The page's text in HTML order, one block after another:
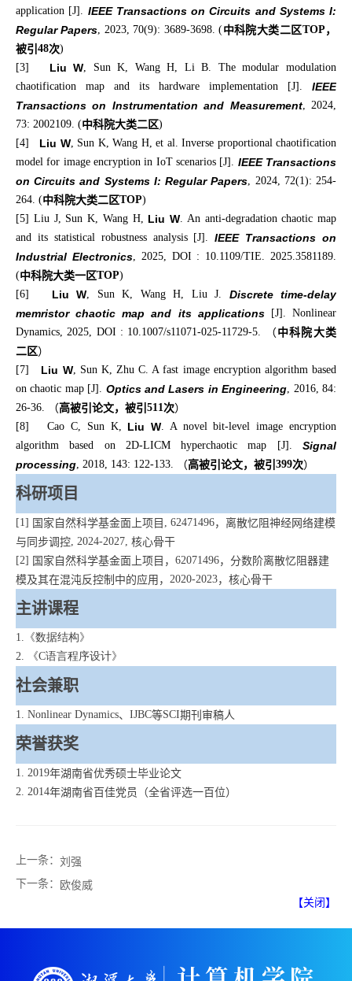
application [J]. IEEE Transactions on Circuits and Systems I:
Regular Papers, 2023, 70(9): 3689-3698. (中科院大类二区TOP ，
被引 48次)
[3] Liu W, Sun K, Wang H, Li B. The modular modulation
chaotification map and its hardware implementation [J]. IEEE
Transactions on Instrumentation and Measurement, 2024,
73: 2002109. (中科院大类二区)
[4] Liu W, Sun K, Wang H, et al. Inverse proportional chaotification
model for image encryption in IoT scenarios [J]. IEEE Transactions
on Circuits and Systems I: Regular Papers, 2024, 72(1): 254-
264. (中科院大类二区TOP)
[5] Liu J, Sun K, Wang H, Liu W. An anti-degradation chaotic map
and its statistical robustness analysis [J].IEEE Transactions on
Industrial Electronics, 2025, DOI : 10.1109/TIE. 2025.3581189.
(中科院大类一区TOP)
[6] Liu W, Sun K, Wang H, Liu J. Discrete time-delay
memristor chaotic map and its applications[J]. Nonlinear
Dynamics, 2025, DOI : 10.1007/s11071-025-11729-5.
（中科院大类
二区）
[7] Liu W, Sun K, Zhu C. A fast image encryption algorithm based
on chaotic map [J]. Optics and Lasers in Engineering, 2016, 84:
26-36.
（高被引论文，被引 511次）
[8] Cao C, Sun K, Liu W. A novel bit-level image encryption
algorithm based on 2D-LICM hyperchaotic map [J]. Signal
processing, 2018, 143: 122-133. （高被引论文，被引 399次）
科研项目
[1] 国家自然科学基金面上项目 , 62471496，离散忆阻神经网络建模
与同步调控, 2024-2027, 核心骨干
[2] 国家自然科学基金面上项目， 62071496，分数阶离散忆阻器建
模及其在混沌反控制中的应用， 2020-2023，核心骨干
主讲课程
1.《数据结构》
2. 《C语言程序设计》
社会兼职
1. Nonlinear Dynamics、 IJBC等SCI期刊审稿人
荣誉获奖
1. 2019年湖南省优秀硕士毕业论文
2. 2014年湖南省百佳党员（全省评选一百位）
上一条： 刘强
下一条：
欧俊威
【关闭】